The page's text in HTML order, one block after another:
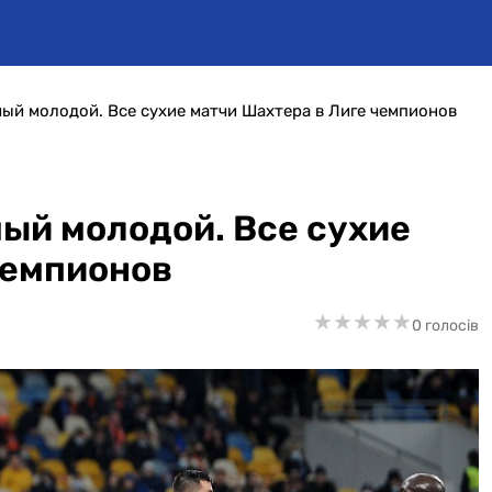
молодой. Все сухие матчи Шахтера в Лиге чемпионов
молодой. Все сухие
★★★★★
★★★★★0 голосів